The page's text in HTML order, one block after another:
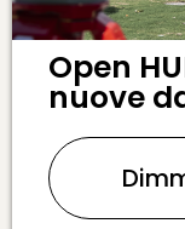
Open
nuove